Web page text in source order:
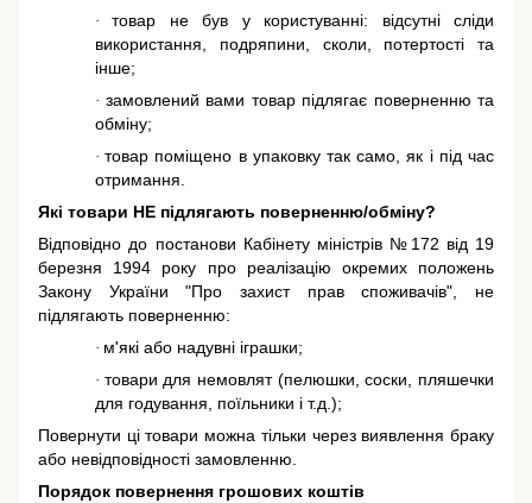
·товар не був у користуванні: відсутні сліди
використання, подряпини, сколи, потертості та
інше;
· замовлений вами товар підлягає поверненню та
обміну;
·товар поміщено в упаковку так само, як і під час
отримання.
Які товари НЕ підлягають поверненню/обміну?
Відповідно до постанови Кабінету міністрів №172 від 19
березня 1994 року про реалізацію окремих положень
Закону України "Про захист прав споживачів", не
підлягають поверненню:
· м'які або надувні іграшки;
· товари для немовлят (пелюшки, соски, пляшечки
для годування, поїльники і т.д.);
Повернути ці товари можна тільки через виявлення браку
або невідповідності замовленню.
Порядок повернення грошових коштів